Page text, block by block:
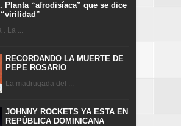
Planta “afrodisíaca” que se dice
“virilidad”
. La ...
RECORDANDO LA MUERTE DE
PEPE ROSARIO
La madrugada del ...
JOHNNY ROCKETS YA ESTA EN
REPÚBLICA DOMINICANA